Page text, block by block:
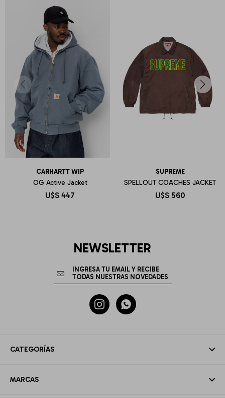
CARHARTT WIP
OG Active Jacket
U$S 447
SUPREME
SPELLOUT COACHES JACKET
U$S 560
CATEGORÍAS
MARCAS
NEWSLETTER
 